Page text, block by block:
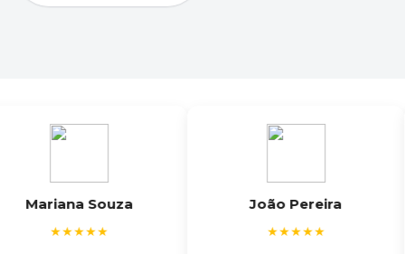
Mariana Souza
★★★★★
João Pereira
★★★★★